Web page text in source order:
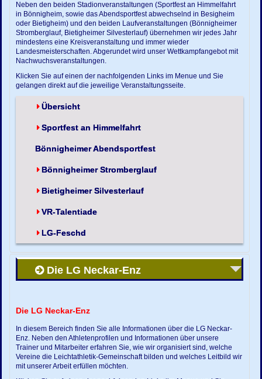
Neben den beiden Stadionveranstaltungen (Sportfest an Himmelfahrt
in Bönnigheim, sowie das Abendsportfest abwechselnd in Besigheim
oder Bietigheim) und den beiden Laufveranstaltungen (Bönnigheimer
Stromberglauf, Bietigheimer Silvesterlauf) übernehmen wir jedes Jahr
mindestens eine Kreisveranstaltung und immer wieder
Landesmeisterschaften. Abgerundet wird unser Wettkampfangebot mit
Nachwuchsveranstaltungen.
Klicken Sie auf einen der nachfolgenden Links im Menue und Sie
gelangen direkt auf die jeweilige Veranstaltungsseite.
Übersicht
Sportfest an Himmelfahrt
Bönnigheimer Abendsportfest
Bönnigheimer Stromberglauf
Bietigheimer Silvesterlauf
VR-Talentiade
LG-Feschd
Die LG Neckar-Enz
Die LG Neckar-Enz
In diesem Bereich finden Sie alle Informationen über die LG Neckar-
Enz. Neben den Athletenprofilen und Informationen über unsere
Trainer und Mitarbeiter erfahren Sie, wie wir organisiert sind, welche
Vereine die Leichtathletik-Gemeinschaft bilden und welches Leitbild wir
mit unserer Arbeit erfüllen möchten.